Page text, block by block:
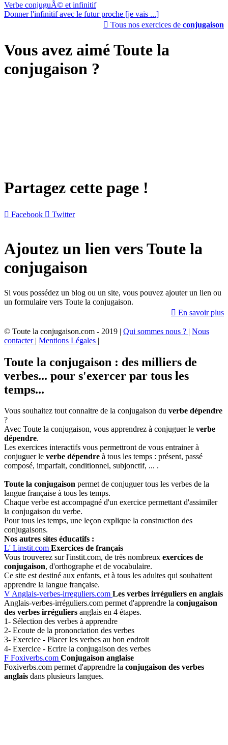
Verbe conjuguÃ© et infinitif
Donner l'infinitif avec le futur proche [je vais ...]
 Tous nos exercices de conjugaison
Vous avez aimé Toute la
conjugaison ?
Partagez cette page !
 Facebook  Twitter
Ajoutez un lien vers Toute la
conjugaison
Si vous possédez un blog ou un site, vous pouvez ajouter un lien ou
un formulaire vers Toute la conjugaison.
 En savoir plus
© Toute la conjugaison.com - 2019 | Qui sommes nous ? | Nous
contacter | Mentions Légales |
Toute la conjugaison : des milliers de
verbes... pour s'exercer par tous les
temps...
Vous souhaitez tout connaitre de la conjugaison du verbe dépendre
?
Avec Toute la conjugaison, vous apprendrez à conjuguer le verbe
dépendre.
Les exercices interactifs vous permettront de vous entrainer à
conjuguer le verbe dépendre à tous les temps : présent, passé
composé, imparfait, conditionnel, subjonctif, ... .
Toute la conjugaison permet de conjuguer tous les verbes de la
langue française à tous les temps.
Chaque verbe est accompagné d'un exercice permettant d'assimiler
la conjugaison du verbe.
Pour tous les temps, une leçon explique la construction des
conjugaisons.
Nos autres sites éducatifs :
L' Linstit.com Exercices de français
Vous trouverez sur l'instit.com, de très nombreux exercices de
conjugaison, d'orthographe et de vocabulaire.
Ce site est destiné aux enfants, et à tous les adultes qui souhaitent
apprendre la langue française.
VAnglais-verbes-irreguliers.com Les verbes irréguliers en anglais
Anglais-verbes-irréguliers.com permet d'apprendre la conjugaison
des verbes irréguliers anglais en 4 étapes.
1- Sélection des verbes à apprendre
2- Ecoute de la prononciation des verbes
3- Exercice - Placer les verbes au bon endroit
4- Exercice - Ecrire la conjugaison des verbes
F Foxiverbs.com Conjugaison anglaise
Foxiverbs.com permet d'apprendre la conjugaison des verbes
anglais dans plusieurs langues.